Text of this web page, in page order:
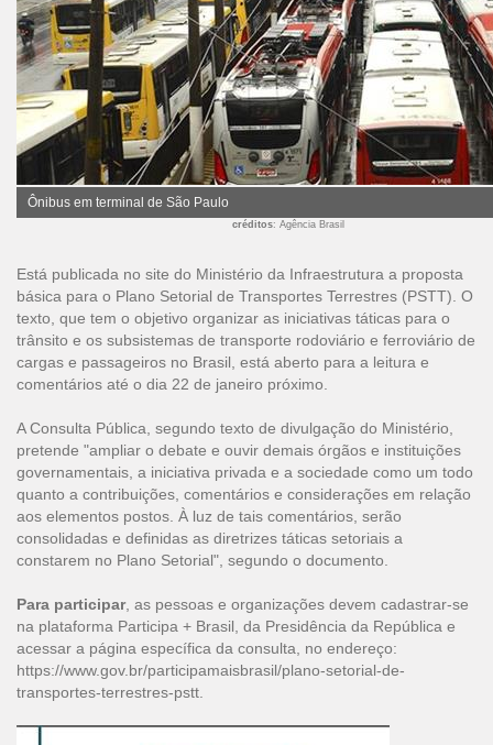
Ônibus em terminal de São Paulo
créditos: Agência Brasil
Está publicada no site do Ministério da Infraestrutura a proposta
básica para o Plano Setorial de Transportes Terrestres (PSTT) . O
texto, que tem o objetivo organizar as iniciativas táticas para o
trânsito e os subsistemas de transporte rodoviário e ferroviário de
cargas e passageiros no Brasil, está aberto para a leitura e
comentários até o dia 22 de janeiro próximo.
A Consulta Pública, segundo texto de divulgação do Ministério,
pretende "ampliar o debate e ouvir demais órgãos e instituições
governamentais, a iniciativa privada e a sociedade como um todo
quanto a contribuições, comentários e considerações em relação
aos elementos postos. À luz de tais comentários, serão
consolidadas e definidas as diretrizes táticas setoriais a
constarem no Plano Setorial", segundo o documento.
Para participar, as pessoas e organizações devem cadastrar-se
na plataforma Participa + Brasil , da Presidência da República e
acessar a página específica da consulta, no endereço:
https://www.gov.br/participamaisbrasil/plano-setorial-de-
transportes-terrestres-pstt